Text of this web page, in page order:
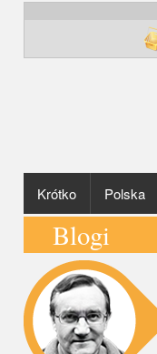
Krótko Polska
Blogi